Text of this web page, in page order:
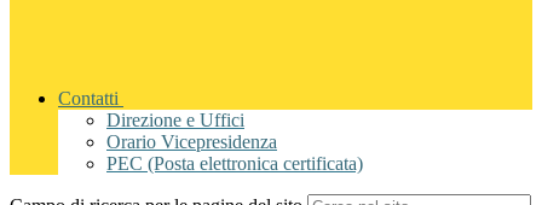
Contatti
Direzione e Uffici
Orario Vicepresidenza
PEC (Posta elettronica certificata)